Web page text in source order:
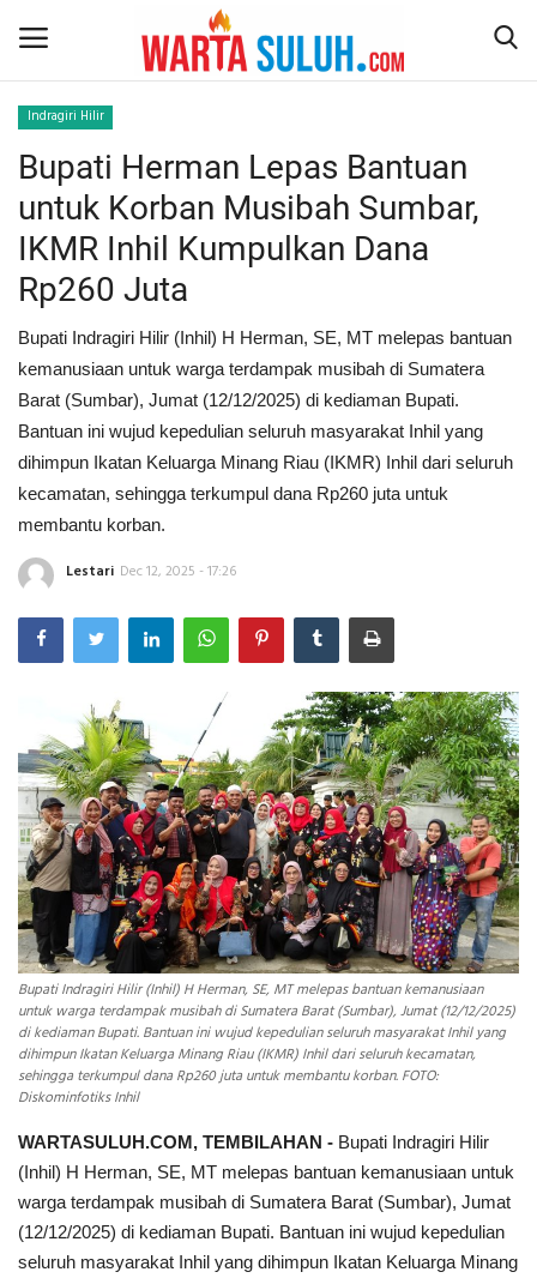
Home
NEWS
JAZIRAH RIAU
POLITIK
EKSBIS
PSPS PEKANBARU
LIFESTYLE
INDEKS
HEALTHY
Indragiri Hilir
Bupati Herman Lepas Bantuan
untuk Korban Musibah Sumbar,
IKMR Inhil Kumpulkan Dana
Rp260 Juta
Bupati Indragiri Hilir (Inhil) H Herman, SE, MT melepas bantuan
kemanusiaan untuk warga terdampak musibah di Sumatera
Barat (Sumbar), Jumat (12/12/2025) di kediaman Bupati.
Bantuan ini wujud kepedulian seluruh masyarakat Inhil yang
dihimpun Ikatan Keluarga Minang Riau (IKMR) Inhil dari seluruh
kecamatan, sehingga terkumpul dana Rp260 juta untuk
membantu korban.
Lestari Dec 12, 2025 - 17:26
Bupati Indragiri Hilir (Inhil) H Herman, SE, MT melepas bantuan kemanusiaan
untuk warga terdampak musibah di Sumatera Barat (Sumbar), Jumat (12/12/2025)
di kediaman Bupati. Bantuan ini wujud kepedulian seluruh masyarakat Inhil yang
dihimpun Ikatan Keluarga Minang Riau (IKMR) Inhil dari seluruh kecamatan,
sehingga terkumpul dana Rp260 juta untuk membantu korban. FOTO:
Diskominfotiks Inhil
WARTASULUH.COM, TEMBILAHAN - Bupati Indragiri Hilir
(Inhil) H Herman, SE, MT melepas bantuan kemanusiaan untuk
warga terdampak musibah di Sumatera Barat (Sumbar), Jumat
(12/12/2025) di kediaman Bupati. Bantuan ini wujud kepedulian
seluruh masyarakat Inhil yang dihimpun Ikatan Keluarga Minang